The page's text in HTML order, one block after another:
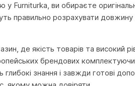
у Furniturka, ви обираєте
правильно розрахувати довжину
де якість товарів та високий
брендових
знання і завжди готові